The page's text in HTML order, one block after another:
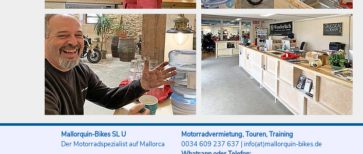
Mallorquin-Bikes SL U
Der Motorradspezialist auf Mallorca
Motorradvermietung, Touren, Training
0034 609 237 637 |info(at)mallorquin-bikes.de